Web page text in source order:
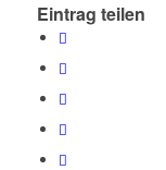
Eintrag teilen